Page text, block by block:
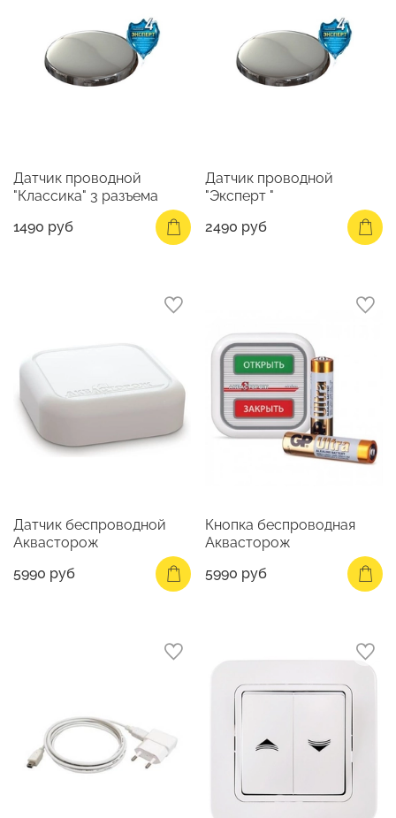
Датчик проводной
"Классика" 3 разъема
1490 руб
Датчик проводной
"Эксперт "
2490 руб
Датчик беспроводной
Аквасторож
5990 руб
Кнопка беспроводная
Аквасторож
5990 руб